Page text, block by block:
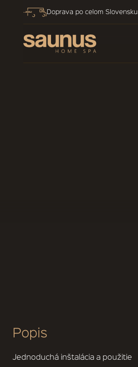
Doprava po celom Slovensku
Popis
Jednoduchá inštalácia a použitie